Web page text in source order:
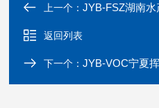
上一个：JYB-FSZ湖南
返回列表
下一个：JYB-VOC宁夏挥